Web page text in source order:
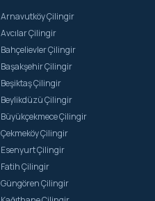
Arnavutköy Çilingir
Avcılar Çilingir
Bahçelievler Çilingir
Başakşehir Çilingir
Beşiktaş Çilingir
Beylikdüzü Çilingir
Büyükçekmece Çilingir
Çekmeköy Çilingir
Esenyurt Çilingir
Fatih Çilingir
Güngören Çilingir